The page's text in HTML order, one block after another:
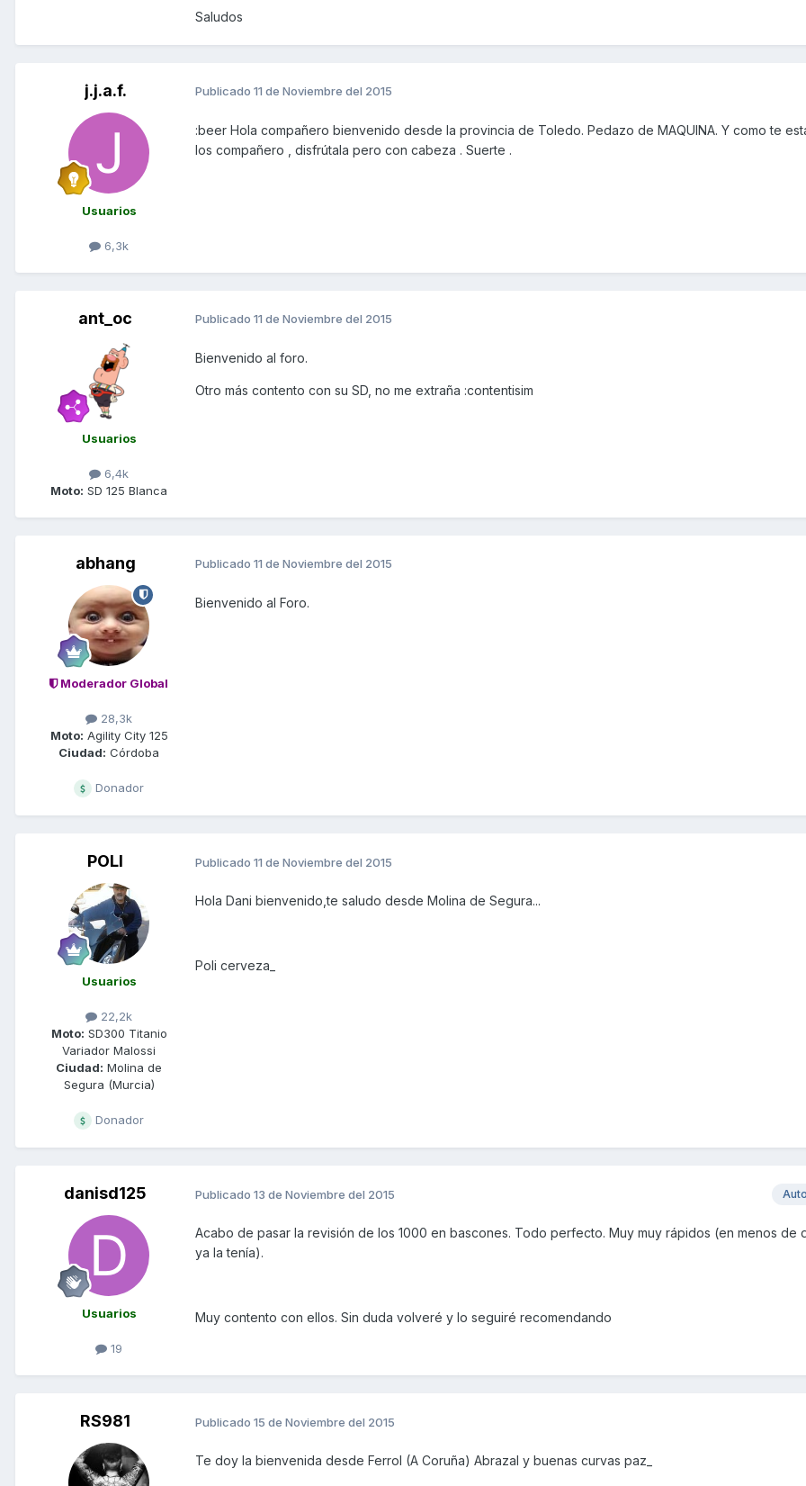
Saludos
j.j.a.f.
Usuarios
6,3k
Publicado 11 de Noviembre del 2015
:beer Hola compañero bienvenido desde la provincia de Toledo. Pedazo de MAQUINA. Y como te
los compañero , disfrútala pero con cabeza . Suerte .
ant_oc
Usuarios
6,4k
Moto: SD 125 Blanca
Publicado 11 de Noviembre del 2015
Bienvenido al foro.
Otro más contento con su SD, no me extraña :contentisim
abhang
Moderador Global
28,3k
Moto: Agility City 125
Ciudad: Córdoba
Donador
Publicado 11 de Noviembre del 2015
Bienvenido al Foro.
POLI
Usuarios
22,2k
Moto: SD300 Titanio
Variador Malossi
Ciudad: Molina de
Segura (Murcia)
Donador
Publicado 11 de Noviembre del 2015
Hola Dani bienvenido,te saludo desde Molina de Segura...
Poli cerveza_
danisd125
Usuarios
19
Publicado 13 de Noviembre del 2015
Acabo de pasar la revisión de los 1000 en bascones. Todo perfecto. Muy muy rápidos (en menos de
ya la tenía).
Muy contento con ellos. Sin duda volveré y lo seguiré recomendando
RS981 Publicado 15 de Noviembre del 2015
Te doy la bienvenida desde Ferrol (A Coruña) Abrazal y buenas curvas paz_